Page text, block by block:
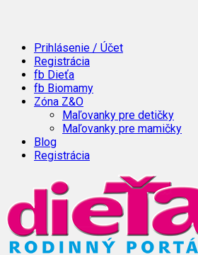
Prihlásenie / Účet
Registrácia
fb Dieťa
fb Biomamy
Zóna Z&O
Maľovanky pre detičky
Maľovanky pre mamičky
Blog
Registrácia